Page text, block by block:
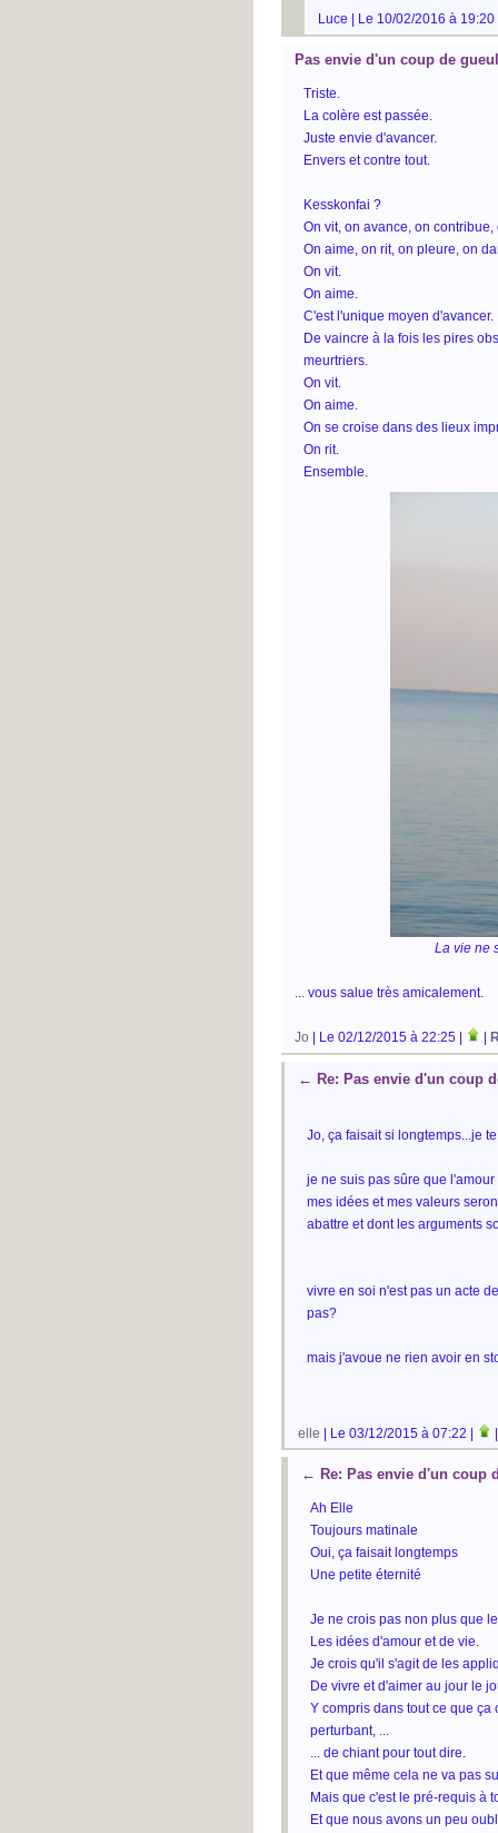
Luce | Le 10/02/2016 à
Pas envie d'un coup de
Triste.
La colère est passée.
Juste envie d'avancer.
Envers et contre tout.
Kesskonfai ?
On vit, on avance, on
On aime, on rit, on pleure, on
On vit.
On aime.
C'est l'unique moyen d'avancer.
De vaincre à la fois les pires
meurtriers.
On vit.
On aime.
On se croise dans des lieux
On rit.
Ensemble.
La vie ne
... vous salue très amicalement.
Jo | Le 02/12/2015 à 22:25 |
← Re: Pas envie d'un coup
Jo, ça faisait si longtemps...je
je ne suis pas sûre que
mes idées et mes valeurs
abattre et dont les arguments
vivre en soi n'est pas un acte
pas?
mais j'avoue ne rien avoir en
elle | Le 03/12/2015 à 07:22 |
← Re: Pas envie d'un coup
Ah Elle
Toujours matinale
Oui, ça faisait longtemps
Une petite éternité
Je ne crois pas non plus que
Les idées d'amour et de vie.
Je crois qu'il s'agit de les
De vivre et d'aimer au jour le
Y compris dans tout ce que
perturbant, ...
... de chiant pour tout dire.
Et que même cela ne va pas
Mais que c'est le pré-requis à
Et que nous avons un peu